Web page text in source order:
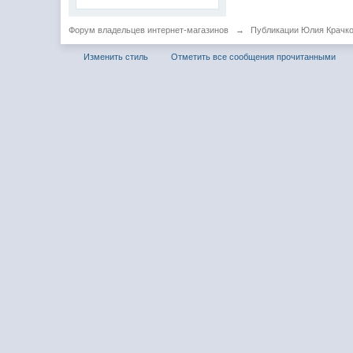
Форум владельцев интернет-магазинов → Публикации Юлия
Изменить стиль Отметить все сообщения прочитанными